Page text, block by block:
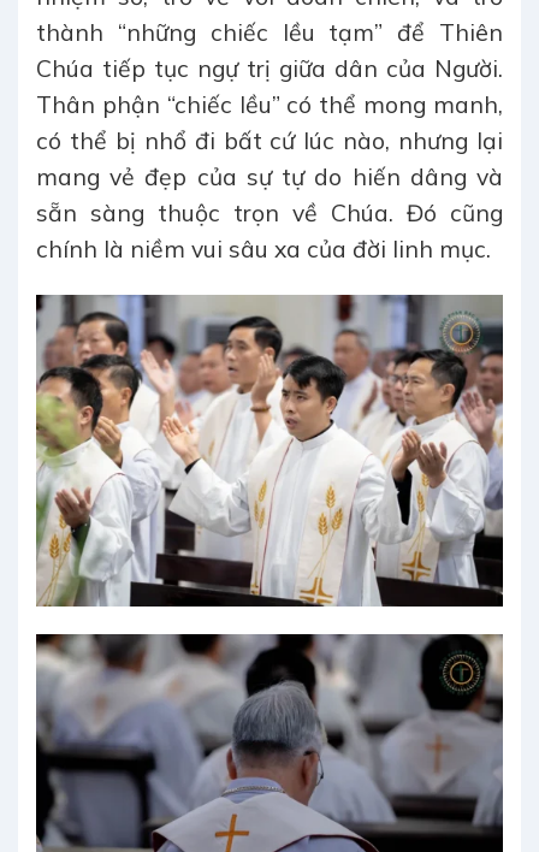
thành “những chiếc lều tạm” để Thiên
Chúa tiếp tục ngự trị giữa dân của Người.
Thân phận “chiếc lều” có thể mong manh,
có thể bị nhổ đi bất cứ lúc nào, nhưng lại
mang vẻ đẹp của sự tự do hiến dâng và
sẵn sàng thuộc trọn về Chúa. Đó cũng
chính là niềm vui sâu xa của đời linh mục.